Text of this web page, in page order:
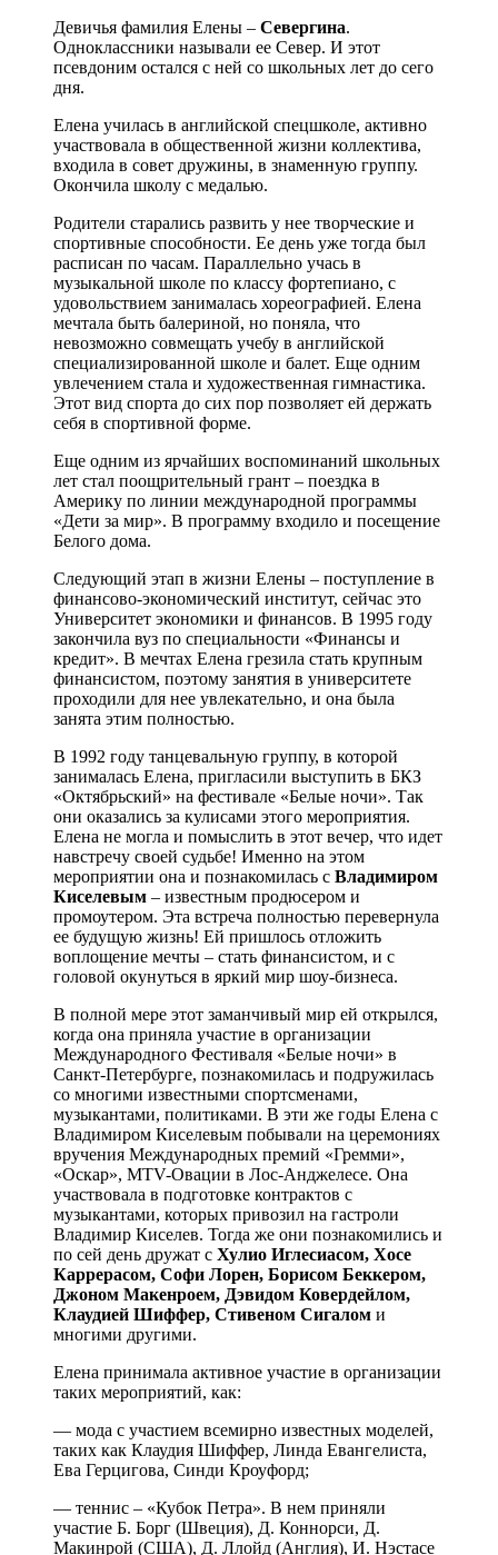
Девичья фамилия Елены – Севергина.
Одноклассники называли ее Север. И этот
псевдоним остался с ней со школьных лет до сего
дня.
Елена училась в английской спецшколе, активно
участвовала в общественной жизни коллектива,
входила в совет дружины, в знаменную группу.
Окончила школу с медалью.
Родители старались развить у нее творческие и
спортивные способности. Ее день уже тогда был
расписан по часам. Параллельно учась в
музыкальной школе по классу фортепиано, с
удовольствием занималась хореографией. Елена
мечтала быть балериной, но поняла, что
невозможно совмещать учебу в английской
специализированной школе и балет. Еще одним
увлечением стала и художественная гимнастика.
Этот вид спорта до сих пор позволяет ей держать
себя в спортивной форме.
Еще одним из ярчайших воспоминаний школьных
лет стал поощрительный грант – поездка в
Америку по линии международной программы
«Дети за мир». В программу входило и посещение
Белого дома.
Следующий этап в жизни Елены – поступление в
финансово-экономический институт, сейчас это
Университет экономики и финансов. В 1995 году
закончила вуз по специальности «Финансы и
кредит». В мечтах Елена грезила стать крупным
финансистом, поэтому занятия в университете
проходили для нее увлекательно, и она была
занята этим полностью.
В 1992 году танцевальную группу, в которой
занималась Елена, пригласили выступить в БКЗ
«Октябрьский» на фестивале «Белые ночи». Так
они оказались за кулисами этого мероприятия.
Елена не могла и помыслить в этот вечер, что идет
навстречу своей судьбе! Именно на этом
мероприятии она и познакомилась с Владимиром
Киселевым – известным продюсером и
промоутером. Эта встреча полностью перевернула
ее будущую жизнь! Ей пришлось отложить
воплощение мечты – стать финансистом, и с
головой окунуться в яркий мир шоу-бизнеса.
В полной мере этот заманчивый мир ей открылся,
когда она приняла участие в организации
Международного Фестиваля «Белые ночи» в
Санкт-Петербурге, познакомилась и подружилась
со многими известными спортсменами,
музыкантами, политиками. В эти же годы Елена с
Владимиром Киселевым побывали на церемониях
вручения Международных премий «Гремми»,
«Оскар», MTV-Овации в Лос-Анджелесе. Она
участвовала в подготовке контрактов с
музыкантами, которых привозил на гастроли
Владимир Киселев. Тогда же они познакомились и
по сей день дружат с Хулио Иглесиасом, Хосе
Каррерасом, Софи Лорен, Борисом Беккером,
Джоном Макенроем, Дэвидом Ковердейлом,
Клаудией Шиффер, Стивеном Сигалом и
многими другими.
Елена принимала активное участие в организации
таких мероприятий, как:
— мода с участием всемирно известных моделей,
таких как Клаудия Шиффер, Линда Евангелиста,
Ева Герцигова, Синди Кроуфорд;
— теннис – «Кубок Петра». В нем приняли
участие Б. Борг (Швеция), Д. Коннорси, Д.
Макинрой (США), Д. Ллойд (Англия), И. Нэстасе